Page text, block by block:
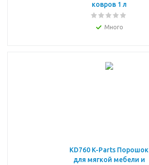
ковров 1 л
Много
KD760 K-Parts Порошок
для мягкой мебели и